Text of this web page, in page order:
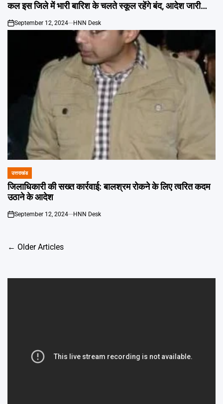
IN
कल इस जिले में भारी बारिश के चलते स्कूल रहेंगे बंद, आदेश जारी…
on
September 12, 2024 HNN Desk
POSTED
IN
उत्तराखंड
जिलाधिकारी की सख्त कार्रवाई: बालश्रम रोकने के लिए त्वरित कदम
उठाने के आदेश
on
September 12, 2024 HNN Desk
Posts
← Older Articles